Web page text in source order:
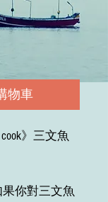
銷
價
物車
》三文魚
你對三文魚